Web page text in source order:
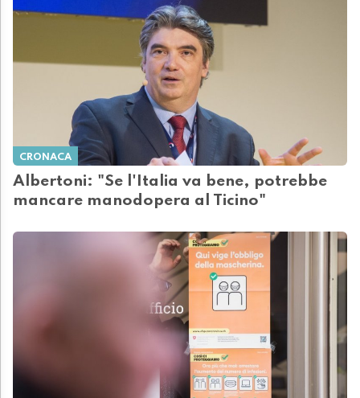
CRONACA
Albertoni: "Se l'Italia va bene, potrebbe
mancare manodopera al Ticino"